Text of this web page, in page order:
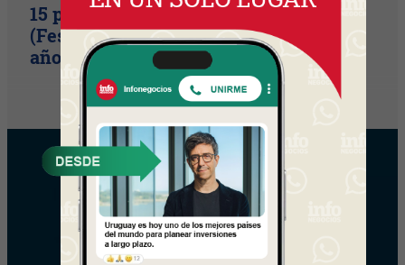
15 primaveras tienes que cumplir
(Festival Música de la Tierra celebra 15
años)